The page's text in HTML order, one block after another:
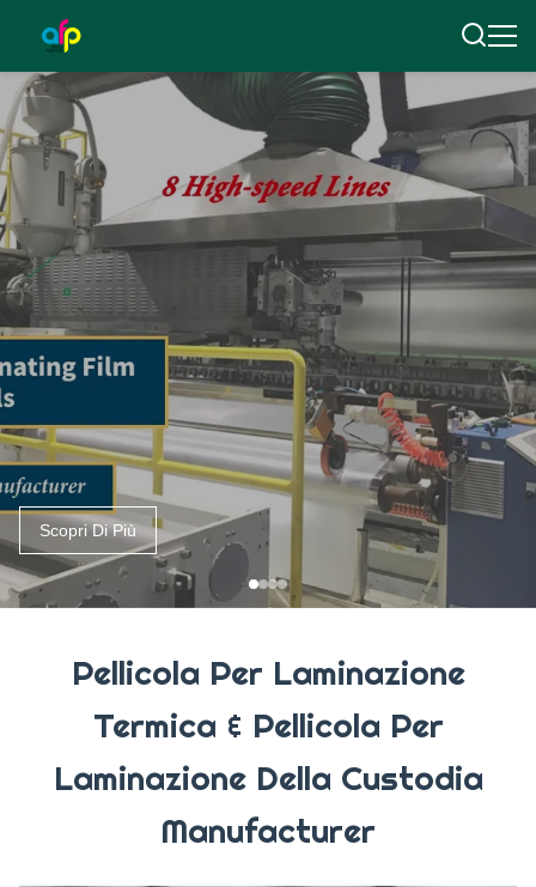
Scopri Di Più
Pellicola Per Laminazione
Termica & Pellicola Per
Laminazione Della Custodia
Manufacturer